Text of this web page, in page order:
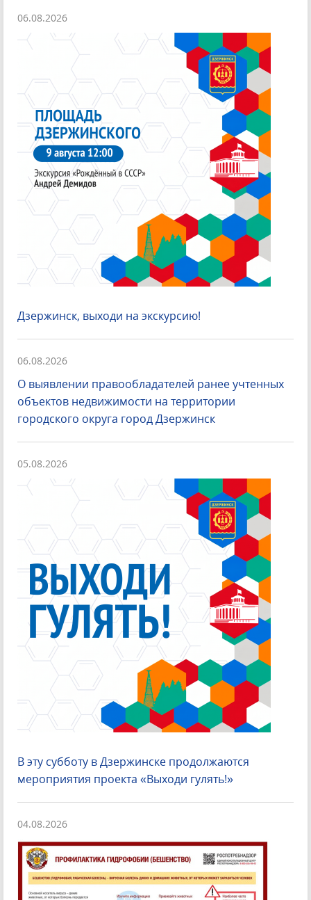
06.08.2026
Дзержинск, выходи на экскурсию!
06.08.2026
О выявлении правообладателей ранее учтенных
объектов недвижимости на территории
городского округа город Дзержинск
05.08.2026
В эту субботу в Дзержинске продолжаются
мероприятия проекта «Выходи гулять!»
04.08.2026